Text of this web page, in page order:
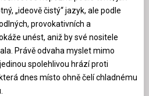
„ideově čistý“ jazyk, ale podle
provokativních a
unést, aniž by své nositele
Právě odvaha myslet mimo
spolehlivou hrází proti
dnes místo ohně čelí chladnému